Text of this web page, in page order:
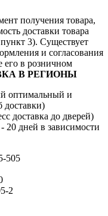
получения товара,
доставки товара
3). Существует
и согласования
его в розничном
В РЕГИОНЫ
оптимальный и
доставки)
доставка до дверей)
20 дней в зависимости
505
2